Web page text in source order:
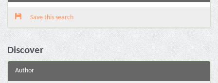
Save this search
Discover
Author